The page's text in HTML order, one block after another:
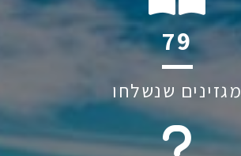
127
מגזינים שנשלחו